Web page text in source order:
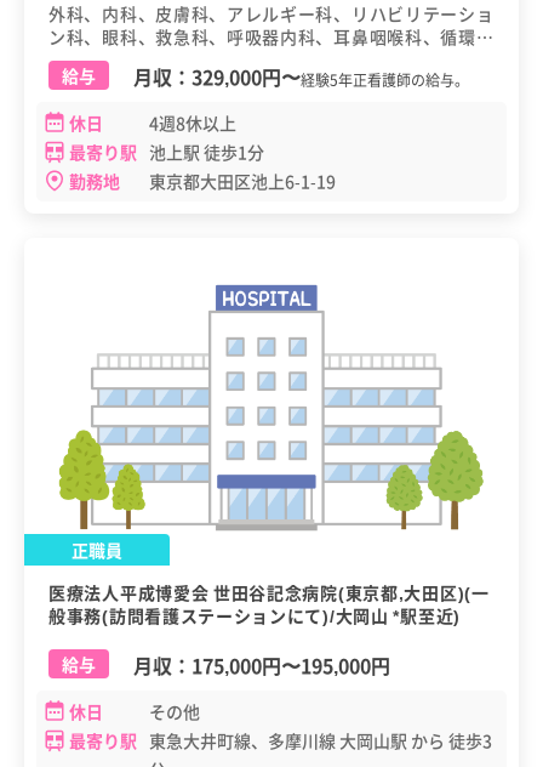
外科、内科、皮膚科、アレルギー科、リハビリテーショ
ン科、眼科、救急科、呼吸器内科、耳鼻咽喉科、循環器
内科、小児科、消化器内科、心臓血管外科、神経内科、
腎臓内科、整形外科、糖尿病・内分泌内科、脳神経外
科、泌尿器科、婦人科、麻酔科、放射線科、呼吸器外
科、歯科・口腔外科
給与 月収： 329,000円〜経験5年正看護師の給与。
休日
4週8休以上
最寄り駅 池上駅 徒歩1分
勤務地
東京都大田区池上6-1-19
正職員
医療法人平成博愛会 世田谷記念病院(東京都,大田区)(一
般事務(訪問看護ステーションにて)/大岡山 *駅至近)
給与
月収： 175,000円〜195,000円
休日
その他
最寄り駅 東急大井町線、多摩川線 大岡山駅 から 徒歩3